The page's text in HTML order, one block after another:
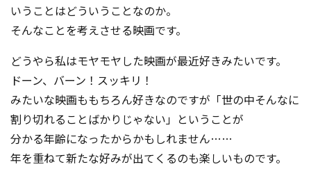
いうことはどういうことなのか。
そんなことを考えさせる映画です。
どうやら私はモヤモヤした映画が最近好きみたいです。
ドーン、バーン！スッキリ！
みたいな映画ももちろん好きなのですが「世の中そんなに
割り切れることばかりじゃない」ということが
分かる年齢になったからかもしれません……
年を重ねて新たな好みが出てくるのも楽しいものです。